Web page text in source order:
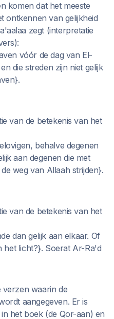
komen dat het meeste
ontkennen van gelijkheid
zegt (interpretatie
vóór de dag van El-
die streden zijn niet gelijk
van de betekenis van het
behalve degenen
aan degenen die met
weg van Allaah strijden}.
van de betekenis van het
dan gelijk aan elkaar. Of
het licht?}. Soerat Ar-Ra'd
verzen waarin de
aangegeven. Er is
het boek (de Qor-aan) en